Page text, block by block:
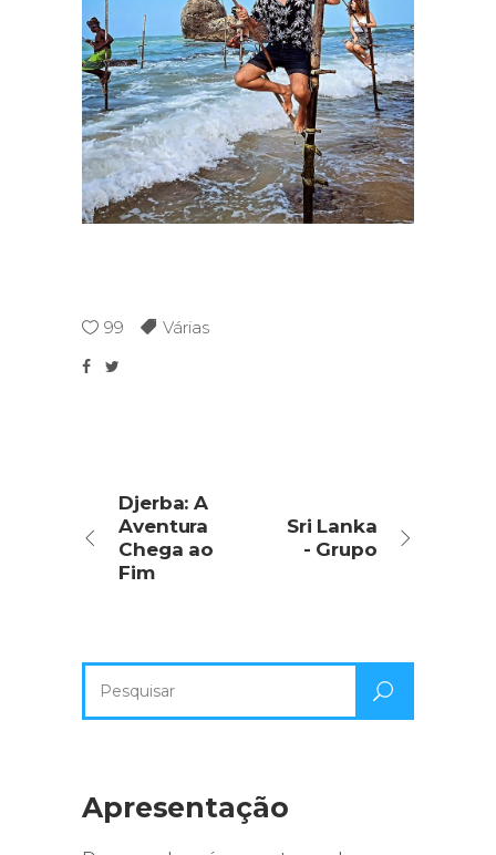
99 Várias
Djerba: A
Aventura
Chega ao
Fim
Sri Lanka
- Grupo
por:
Apresentação